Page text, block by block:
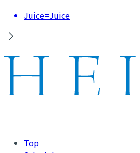
Juice=Juice
Top